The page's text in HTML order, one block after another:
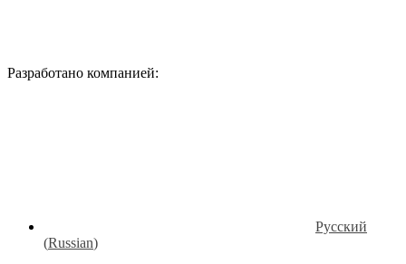
Разработано компанией:
Русский
(Russian)